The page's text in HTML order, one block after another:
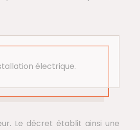
électrique.
Le décret établit ainsi une